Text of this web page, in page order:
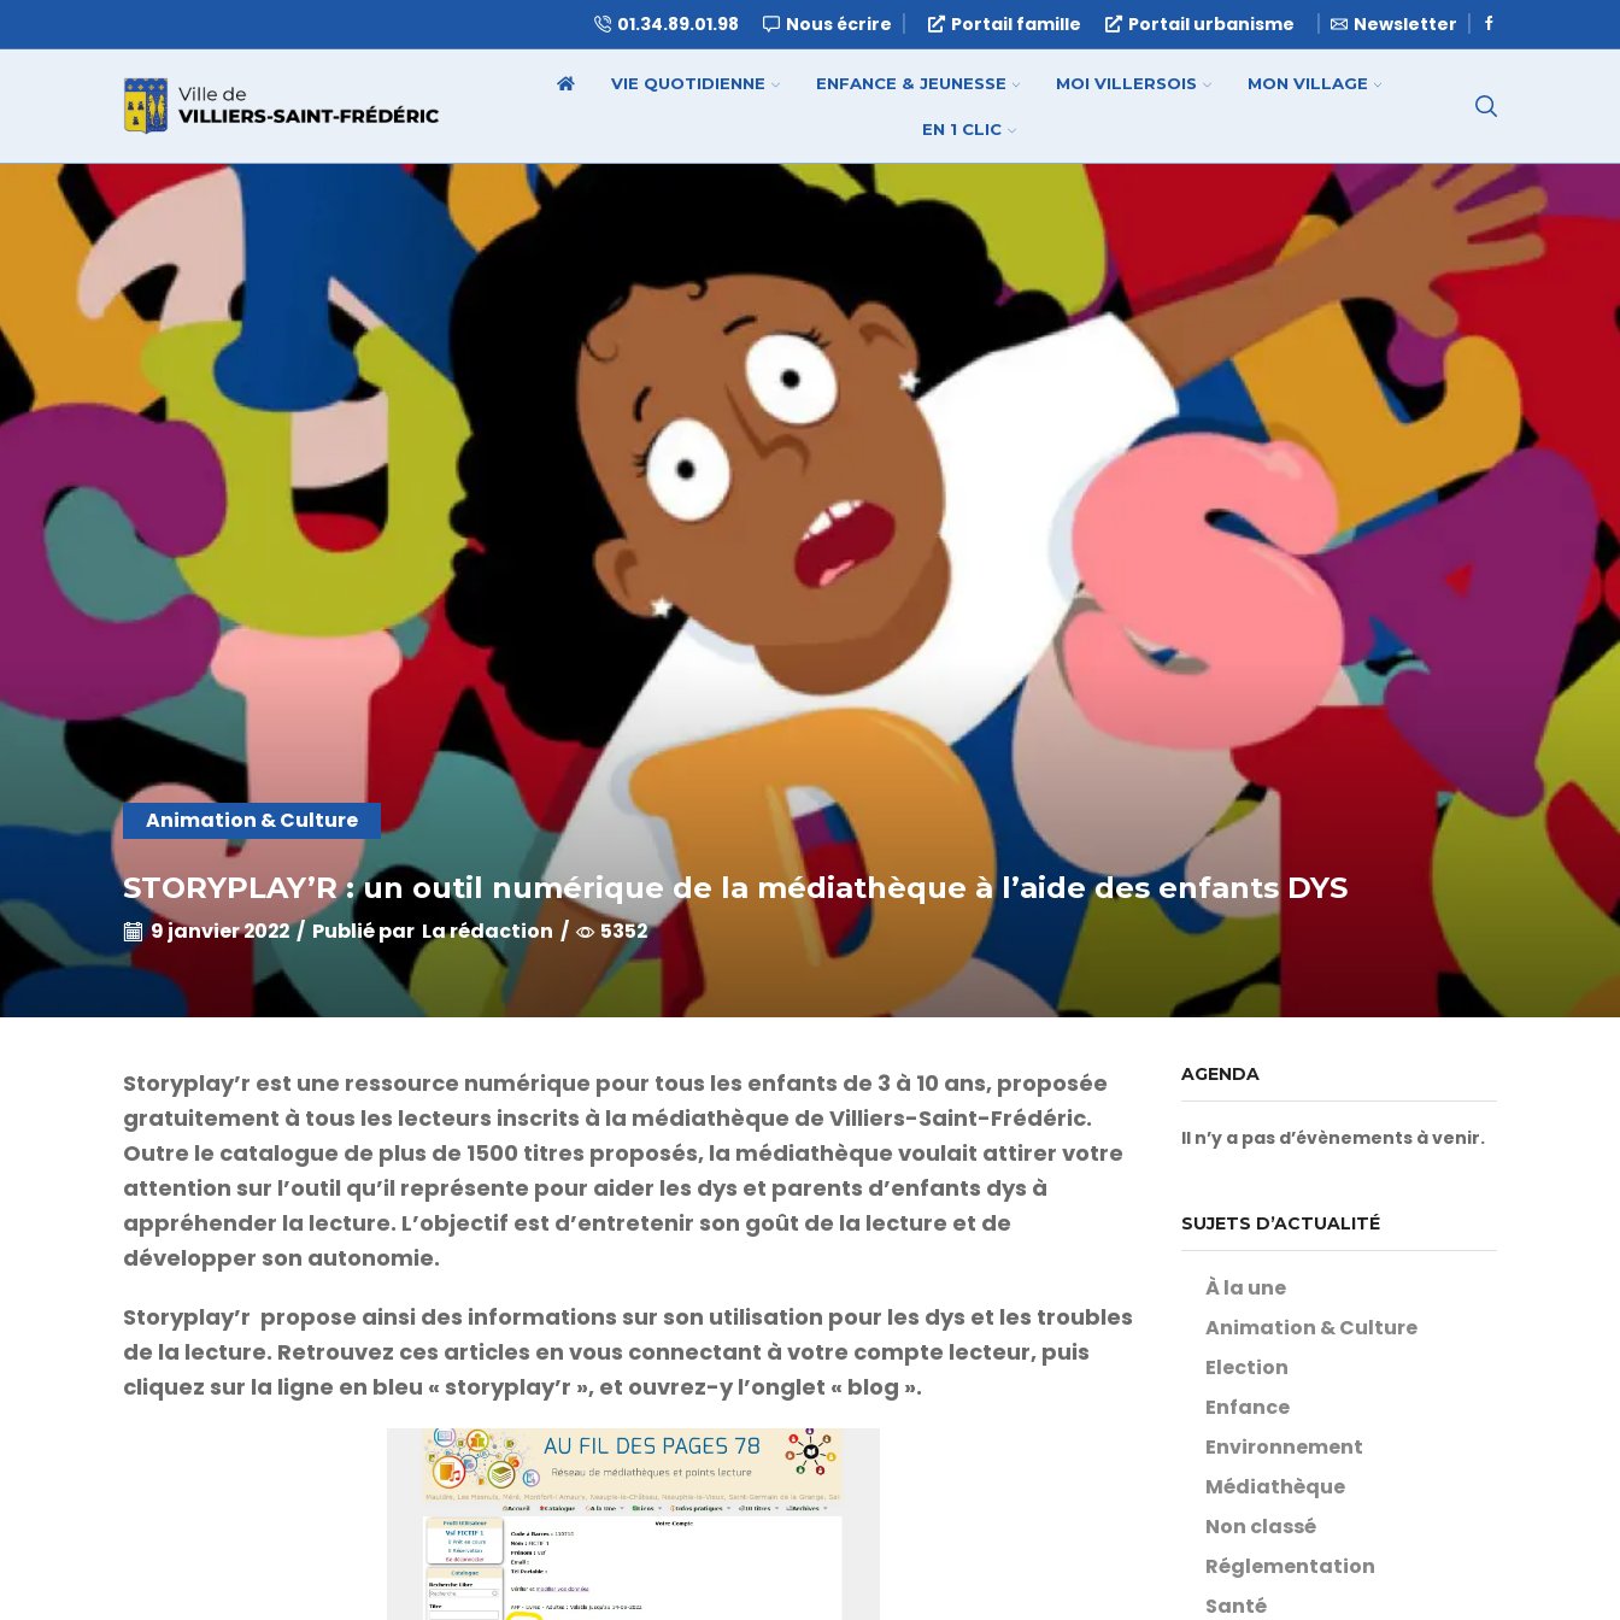
01.34.89.01.98 Nous écrire Portail famille Portail urbanisme Newsletter
VIE QUOTIDIENNE ENFANCE & JEUNESSE MOI VILLERSOIS MON VILLAGE
EN 1 CLIC
Animation & Culture
STORYPLAY’R : un outil numérique de la médiathèque à l’aide des enfants DYS
9 janvier 2022 / Publié par La rédaction / 5352
Storyplay’r est une ressource numérique pour tous les enfants de 3 à 10 ans, proposée
gratuitement à tous les lecteurs inscrits à la médiathèque de Villiers-Saint-Frédéric.
Outre le catalogue de plus de 1500 titres proposés, la médiathèque voulait attirer votre
attention sur l’outil qu’il représente pour aider les dys et parents d’enfants dys à
appréhender la lecture. L’objectif est d’entretenir son goût de la lecture et de
développer son autonomie.
Storyplay’r propose ainsi des informations sur son utilisation pour les dys et les troubles
de la lecture. Retrouvez ces articles en vous connectant à votre compte lecteur, puis
cliquez sur la ligne en bleu « storyplay’r », et ouvrez-y l’onglet « blog ».
AGENDA
Il n’y a pas d’évènements à venir.
SUJETS D’ACTUALITÉ
À la une
Animation & Culture
Election
Enfance
Environnement
Médiathèque
Non classé
Réglementation
Santé